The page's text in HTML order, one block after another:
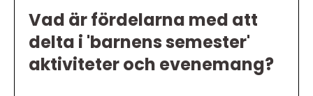
Vad är fördelarna med att
delta i 'barnens semester'
aktiviteter och evenemang?